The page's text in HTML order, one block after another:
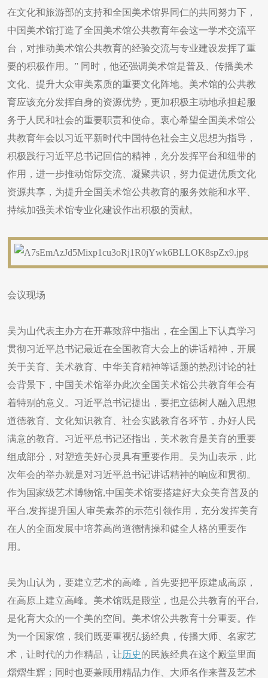
在文化和旅游部的支持和全国美术馆界同仁的共同努力下，
中国美术馆打造了全国美术馆公共教育年会这一学术交流平
台，对推动美术馆公共教育的经验交流与专业建设发挥了重
要的积极作用。” 同时，他还强调美术馆是普及、传播美术
文化、提升大众审美素质的重要文化阵地。美术馆的公共教
育应该充分发挥自身的资源优势，更加积极主动地承担起服
务于人民和社会的重要职责和使命。衷心希望全国美术馆公
共教育年会以习近平新时代中国特色社会主义思想为指导，
积极践行习近平总书记回信的精神，充分发挥平台和纽带的
作用，进一步推动馆际交流、凝聚共识，努力促进优质文化
资源共享，为提升全国美术馆公共教育的服务效能和水平、
持续加强美术馆专业化建设作出积极的贡献。
会议现场
吴为山代表主办方在开幕致辞中指出，在全国上下认真学习
贯彻习近平总书记最近在全国教育大会上的讲话精神，开展
关于美育、美术教育、中华美育精神等话题的热烈讨论的社
会背景下，中国美术馆举办此次全国美术馆公共教育年会有
着特别的意义。习近平总书记提出，要把立德树人融入思想
道德教育、文化知识教育、社会实践教育各环节，办好人民
满意的教育。习近平总书记还指出，美术教育是美育的重要
组成部分，对塑造美好心灵具有重要作用。吴为山表示，此
次年会的举办就是对习近平总书记讲话精神的响应和贯彻。
作为国家级艺术博物馆,中国美术馆要搭建好大众美育普及的
平台,发挥提升国人审美素养的示范引领作用，充分发挥美育
在人的全面发展中培养高尚道德情操和健全人格的重要作
用。
吴为山认为，要建立艺术的高峰，首先要把平原建成高原，
在高原上建立高峰。美术馆既是殿堂，也是公共教育的平台,
是化育大众的一个美的空间。美术馆公共教育十分重要。作
为一个国家馆，我们既要重视弘扬经典，传播大师、名家艺
术，让时代的力作精品，让历史的民族经典在这个殿堂里面
熠熠生辉；同时也要兼顾用精品力作、大师名作来普及艺术